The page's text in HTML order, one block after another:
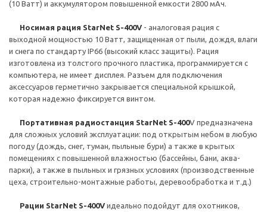
(10 Ватт) и аккумулятором повышенной емкости 2800 мАч.
Носимая рация StarNet S-400V - аналоговая рация с
выходной мощностью 10 Ватт, защищенная от пыли, дождя, влаги
и снега по стандарту IP66 (высокий класс защиты). Рация
изготовлена из толстого прочного пластика, программируется с
компьютера, не имеет дисплея. Разъем для подключения
аксессуаров герметично закрывается специальной крышкой,
которая надежно фиксируется винтом.
Портативная радиостанция StarNet S-400V предназначена
для сложных условий эксплуатации: под открытым небом в любую
погоду (дождь, снег, туман, пыльные бури) а также в крытых
помещениях с повышенной влажностью (бассейны, бани, аква-
парки), а также в пыльных и грязных условиях (производственные
цеха, строительно-монтажные работы, деревообработка и т.д.)
Рации StarNet S-400V идеально подойдут для охотников,